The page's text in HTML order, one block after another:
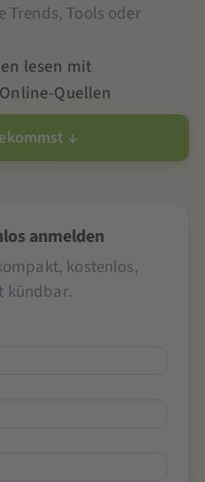
Trends, Tools oder
lesen mit
Quellen
↓
anmelden
kostenlos,
kündbar.